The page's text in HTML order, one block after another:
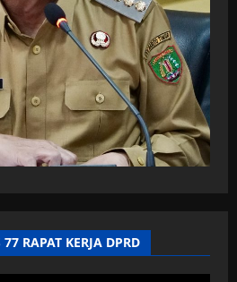
RAPAT KERJA DPRD